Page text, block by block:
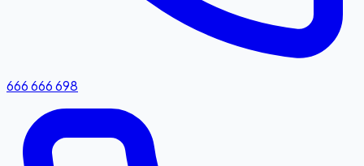
666 666 698